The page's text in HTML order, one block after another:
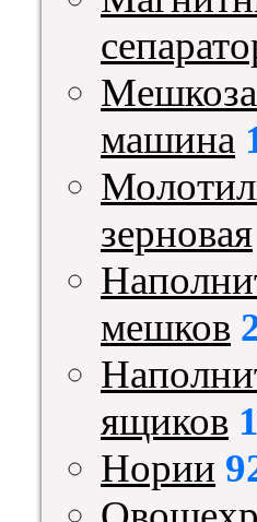
машина
зерновая
мешков
ящиков
Нории